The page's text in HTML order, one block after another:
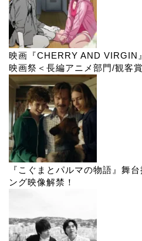
映画『CHERRY AND VIRGIN
映画祭＜長編アニメ部門/観客
『こぐまとパルマの物語』舞
ング映像解禁！